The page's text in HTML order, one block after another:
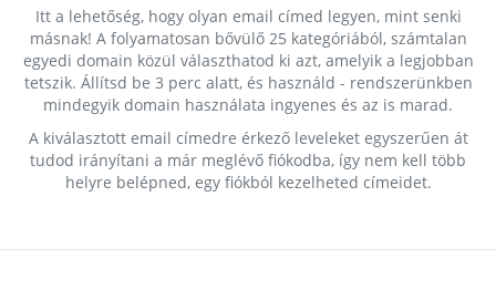
Itt a lehetőség, hogy olyan email címed legyen, mint senki
másnak! A folyamatosan bővülő 25 kategóriából, számtalan
egyedi domain közül választhatod ki azt, amelyik a legjobban
tetszik. Állítsd be 3 perc alatt, és használd - rendszerünkben
mindegyik domain használata ingyenes és az is marad.
A kiválasztott email címedre érkező leveleket egyszerűen át
tudod irányítani a már meglévő fiókodba, így nem kell több
helyre belépned, egy fiókból kezelheted címeidet.